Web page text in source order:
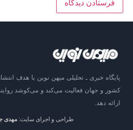
پایگاه خبری ـ تحلیلی میهن نوین با هدف
کشور و جهان فعالیت می‌کند و می‌کوشد روایتی
ارائه دهد.
طراحی و اجرای سایت: مهدی